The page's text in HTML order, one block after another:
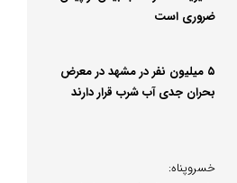
ضروری است
۵ میلیون نفر در مشهد در معرض
بحران جدی آب شرب قرار دارند
خسروپناه: